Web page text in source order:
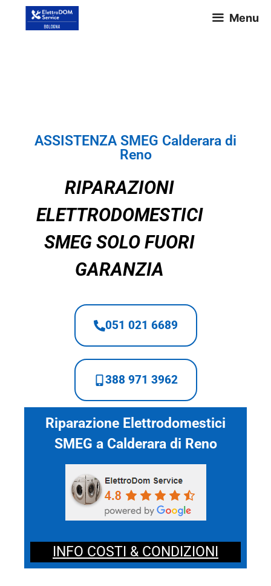
Menu
ASSISTENZA SMEG Calderara di
Reno
RIPARAZIONI
ELETTRODOMESTICI
SMEG SOLO FUORI
GARANZIA
051 021 6689
388 971 3962
Riparazione Elettrodomestici
SMEG a Calderara di Reno
INFO COSTI & CONDIZIONI